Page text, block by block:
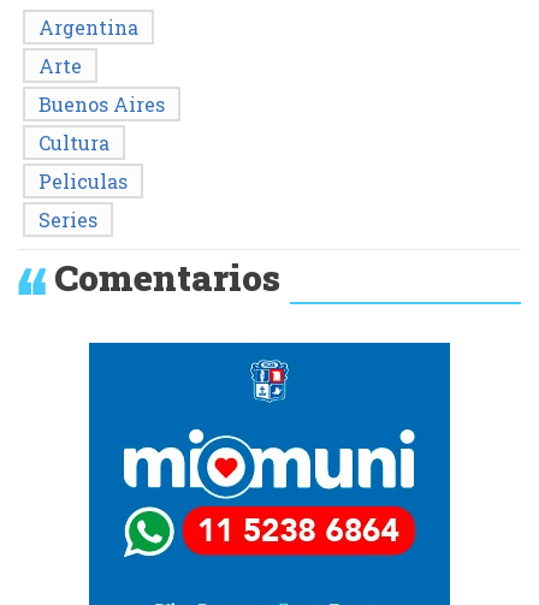
Argentina
Arte
Buenos Aires
Cultura
Peliculas
Series
Comentarios